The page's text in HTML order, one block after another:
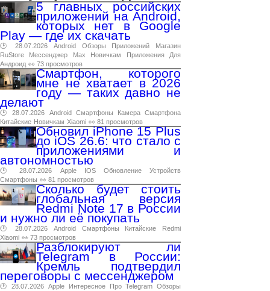
5 главных российских
приложений на Android,
которых нет в Google
Play — где их скачать
🕑 28.07.2026 Android Обзоры Приложений
Магазин
RuStore
Мессенджер Max Новичкам Приложения
Для
Андроид 👀 73 просмотров
Смартфон, которого
мне не хватает в 2026
году — таких давно не
делают
🕑 28.07.2026 Android Смартфоны Камера Смартфона
Китайские Новичкам Xiaomi 👀 81 просмотров
Обновил iPhone 15 Plus
до iOS 26.6: что стало с
приложениями и
автономностью
🕑 28.07.2026 Apple IOS Обновление
Устройств
Смартфоны 👀 81 просмотров
Сколько будет стоить
глобальная версия
Redmi Note 17 в России
и нужно ли её покупать
🕑 28.07.2026 Android Смартфоны Китайские
Redmi
Xiaomi 👀 73 просмотров
Разблокируют ли
Telegram в России:
Кремль подтвердил
переговоры с мессенджером
🕑 28.07.2026 Apple Интересное Про Telegram Обзоры